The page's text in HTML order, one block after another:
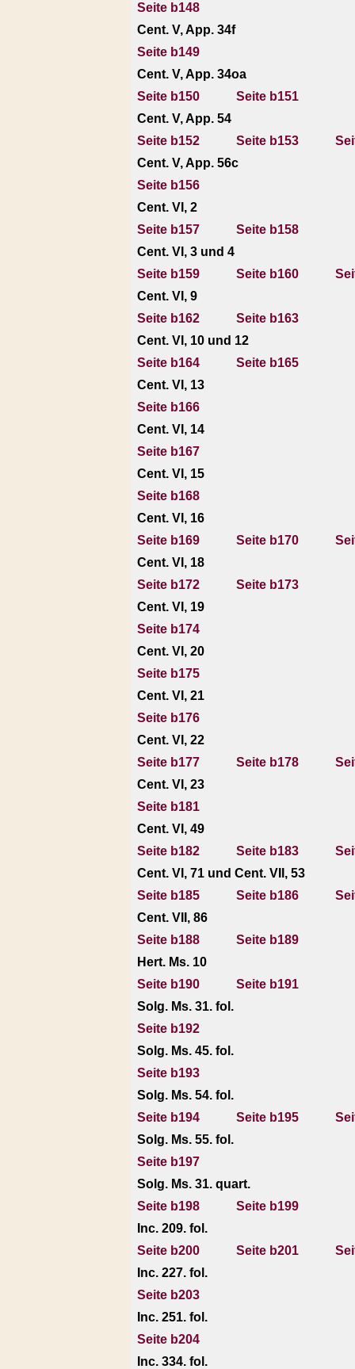
Seite b148
Cent. V, App. 34f
Seite b149
Cent. V, App. 34oa
Seite b150
Seite b151
Cent. V, App. 54
Seite b152
Seite b153
Cent. V, App. 56c
Seite b156
Cent. VI, 2
Seite b157
Seite b158
Cent. VI, 3 und 4
Seite b159
Seite b160
Cent. VI, 9
Seite b162
Seite b163
Cent. VI, 10 und 12
Seite b164
Seite b165
Cent. VI, 13
Seite b166
Cent. VI, 14
Seite b167
Cent. VI, 15
Seite b168
Cent. VI, 16
Seite b169
Seite b170
Cent. VI, 18
Seite b172
Seite b173
Cent. VI, 19
Seite b174
Cent. VI, 20
Seite b175
Cent. VI, 21
Seite b176
Cent. VI, 22
Seite b177
Seite b178
Cent. VI, 23
Seite b181
Cent. VI, 49
Seite b182
Seite b183
Cent. VI, 71 und Cent. VII, 53
Seite b185
Seite b186
Cent. VII, 86
Seite b188
Seite b189
Hert. Ms. 10
Seite b190
Seite b191
Solg. Ms. 31. fol.
Seite b192
Solg. Ms. 45. fol.
Seite b193
Solg. Ms. 54. fol.
Seite b194
Seite b195
Solg. Ms. 55. fol.
Seite b197
Solg. Ms. 31. quart.
Seite b198
Seite b199
Inc. 209. fol.
Seite b200
Seite b201
Inc. 227. fol.
Seite b203
Inc. 251. fol.
Seite b204
Inc. 334. fol.